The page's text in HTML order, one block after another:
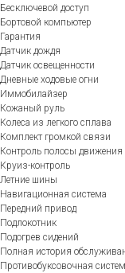
Бесключевой доступ
Бортовой компьютер
Гарантия
Датчик дождя
Датчик освещенности
Дневные ходовые огни
Иммобилайзер
Кожаный руль
Колеса из легкого сплава
Комплект громкой связи
Контроль полосы движения
Круиз-контроль
Летние шины
Навигационная система
Передний привод
Подлокотник
Подогрев сидений
Полная история
Противобуксовочная